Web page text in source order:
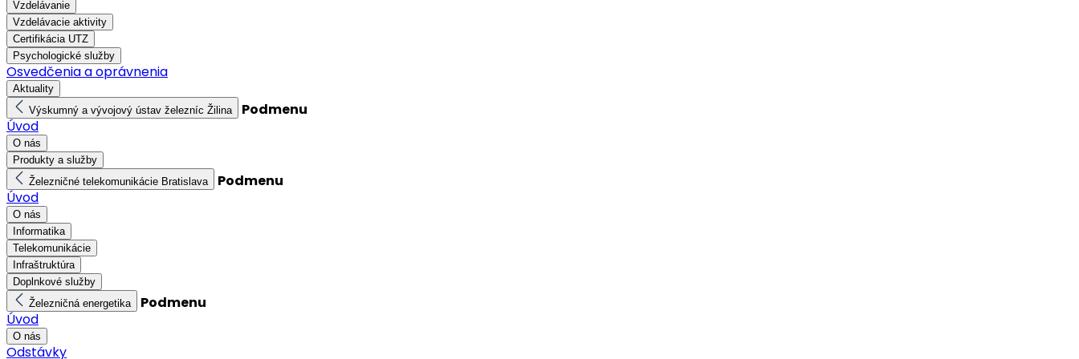
Vzdelávanie
Vzdelávacie aktivity
Certifikácia UTZ
Psychologické služby
Osvedčenia a oprávnenia
Aktuality
Výskumný a vývojový ústav železníc Žilina
Podmenu
Úvod
O nás
Produkty a služby
Železničné telekomunikácie Bratislava
Podmenu
Úvod
O nás
Informatika
Telekomunikácie
Infraštruktúra
Doplnkové služby
Železničná energetika
Podmenu
Úvod
O nás
Odstávky